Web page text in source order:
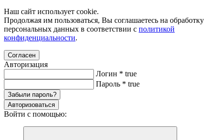
Наш сайт использует cookie.
Продолжая им пользоваться, Вы соглашаетесь на обработку
персональных данных в соответствии с политикой
конфиденциальности.
Согласен
Авторизация
Логин * true
Пароль * true
Забыли пароль?
Авторизоваться
Войти с помощью: